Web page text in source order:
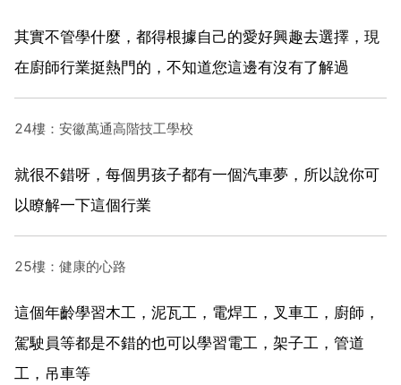
其實不管學什麼，都得根據自己的愛好興趣去選擇，現
在廚師行業挺熱門的，不知道您這邊有沒有了解過
24樓：安徽萬通高階技工學校
就很不錯呀，每個男孩子都有一個汽車夢，所以說你可
以瞭解一下這個行業
25樓：健康的心路
這個年齡學習木工，泥瓦工，電焊工，叉車工，廚師，
駕駛員等都是不錯的也可以學習電工，架子工，管道
工，吊車等